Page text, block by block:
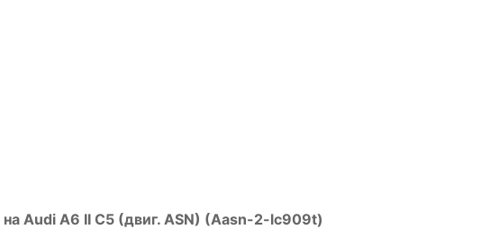
Audi A6 II C5 (двиг. ASN) (Aasn-2-lc909t)